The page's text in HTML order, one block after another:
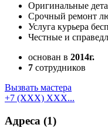
Оригинальные
Срочный ремонт
Услуга курьера
Честные и
основан в 2014г.
7 сотрудников
Вызвать мастера
+7 (XXX) XXX...
Адреса (1)